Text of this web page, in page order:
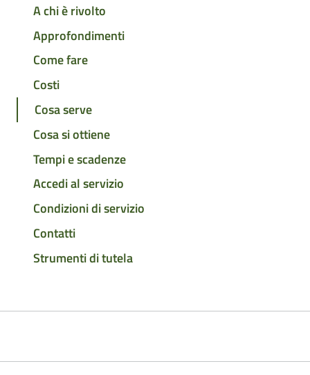
A chi è rivolto
Approfondimenti
Come fare
Costi
Cosa serve
Cosa si ottiene
Tempi e scadenze
Accedi al servizio
Condizioni di servizio
Contatti
Strumenti di tutela